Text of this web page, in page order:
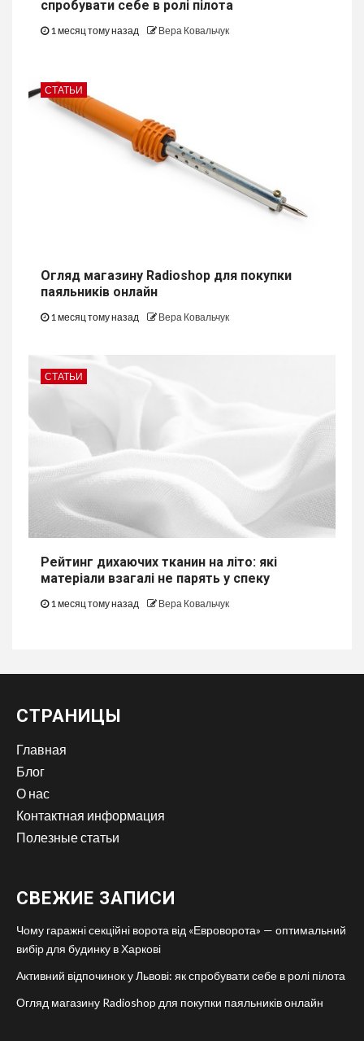
спробувати себе в ролі пілота
1 месяц тому назад Вера Ковальчук
СТАТЬИ
Огляд магазину Radioshop для покупки
паяльників онлайн
1 месяц тому назад Вера Ковальчук
СТАТЬИ
Рейтинг дихаючих тканин на літо: які
матеріали взагалі не парять у спеку
1 месяц тому назад Вера Ковальчук
СТРАНИЦЫ
Главная
Блог
О нас
Контактная информация
Полезные статьи
СВЕЖИЕ ЗАПИСИ
Чому гаражні секційні ворота від «Евроворота» — оптимальний
вибір для будинку в Харкові
Активний відпочинок у Львові: як спробувати себе в ролі пілота
Огляд магазину Radioshop для покупки паяльників онлайн